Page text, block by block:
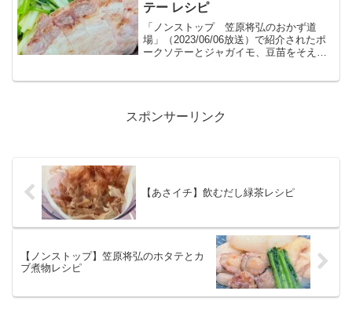
テー レシピ
「ノンストップ 笠原将弘のおかず道
場」（2023/06/06放送）で紹介されたポ
ークソテーとジャガイモ、豆苗をそえた
スポンサーリンク
【あさイチ】飲むだし緑茶レシピ
【ノンストップ】笠原将弘のホタテとカ
ブ煮物レシピ